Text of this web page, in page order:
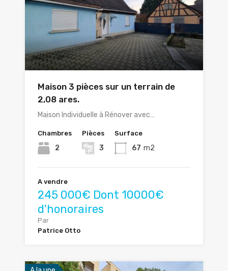
Maison 3 pièces sur un terrain de
2,08 ares.
Maison Individuelle à Rénover avec…
Chambres
2
Pièces
3
Surface
67 m2
A vendre
245 000€ Dont 10000€
d'honoraires
Par
Patrice Otto